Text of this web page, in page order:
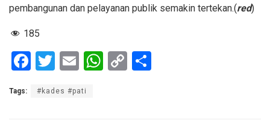
pembangunan dan pelayanan publik semakin tertekan.(red)
185
F
ce
T
tt
E
ail
W
C
Tags: #kades #pati